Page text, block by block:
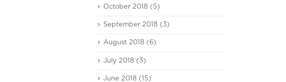
‘ทริพเพิล ไอ’ เปิดผลงานปี
บาท กางแผน Synergy
360° เพิ่มศักยภาพ หนุนเป้า
October 2018 (5)
September 2018 (3)
August 2018 (6)
July 2018 (3)
June 2018 (15)